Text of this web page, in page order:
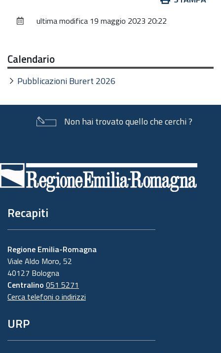
documentoultima modifica 19 maggio 2023 20:22
Calendario
Pubblicazioni Burert 2026
Non hai trovato quello che cerchi ?
di
pagina
Recapiti
Regione Emilia-Romagna
Viale Aldo Moro, 52
40127 Bologna
Centralino 051 5271
Cerca telefoni o indirizzi
URP